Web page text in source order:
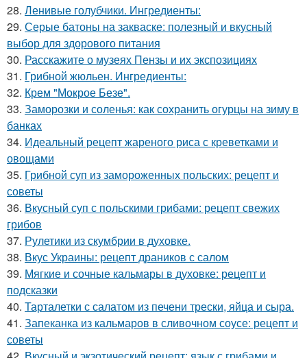
28. Ленивые голубчики. Ингредиенты:
29. Серые батоны на закваске: полезный и вкусный
выбор для здорового питания
30. Расскажите о музеях Пензы и их экспозициях
31. Грибной жюльен. Ингредиенты:
32. Крем "Мокрое Безе".
33. Заморозки и соленья: как сохранить огурцы на зиму в
банках
34. Идеальный рецепт жареного риса с креветками и
овощами
35. Грибной суп из замороженных польских: рецепт и
советы
36. Вкусный суп с польскими грибами: рецепт свежих
грибов
37. Рулетики из скумбрии в духовке.
38. Вкус Украины: рецепт драников с салом
39. Мягкие и сочные кальмары в духовке: рецепт и
подсказки
40. Тарталетки с салатом из печени трески, яйца и сыра.
41. Запеканка из кальмаров в сливочном соусе: рецепт и
советы